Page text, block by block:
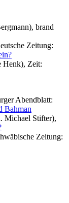
brand
Zeitung:
Henk), Zeit:
Abendblatt:
Bahman
Michael Stifter),
Zeitung: